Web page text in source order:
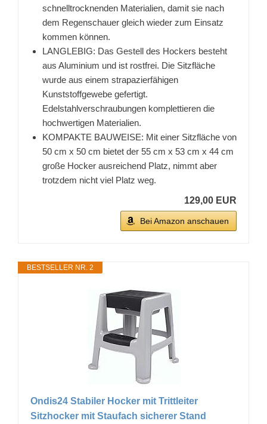
schnelltrocknenden Materialien, damit sie nach
dem Regenschauer gleich wieder zum Einsatz
kommen können.
LANGLEBIG: Das Gestell des Hockers besteht
aus Aluminium und ist rostfrei. Die Sitzfläche
wurde aus einem strapazierfähigen
Kunststoffgewebe gefertigt.
Edelstahlverschraubungen komplettieren die
hochwertigen Materialien.
KOMPAKTE BAUWEISE: Mit einer Sitzfläche von
50 cm x 50 cm bietet der 55 cm x 53 cm x 44 cm
große Hocker ausreichend Platz, nimmt aber
trotzdem nicht viel Platz weg.
129,00 EUR
Bei Amazon anschauen
BESTSELLER NR. 2
Ondis24 Stabiler Hocker mit Trittleiter
Sitzhocker mit Staufach sicherer Stand